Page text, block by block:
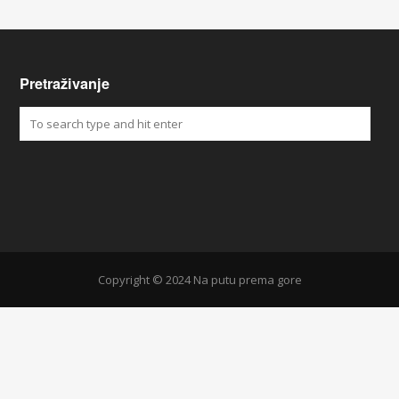
Pretraživanje
Copyright © 2024 Na putu prema gore